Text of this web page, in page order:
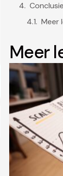
Conclusie
Meer
Meer